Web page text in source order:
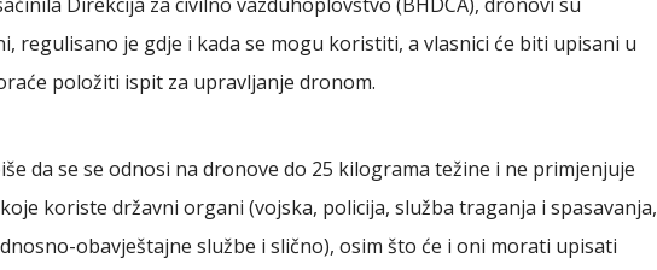
regulisano je gdje i kada se mogu koristiti, a vlasnici će biti upisani u
položiti ispit za upravljanje dronom.
da se se odnosi na dronove do 25 kilograma težine i ne primjenjuje
koriste državni organi (vojska, policija, služba traganja i spasavanja,
obavještajne službe i slično), osim što će i oni morati upisati